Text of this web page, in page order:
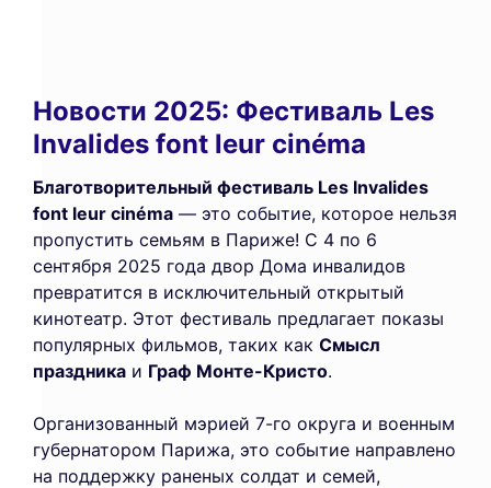
Новости 2025: Фестиваль Les
Invalides font leur cinéma
Благотворительный фестиваль Les Invalides
font leur cinéma — это событие, которое нельзя
пропустить семьям в Париже! С 4 по 6
сентября 2025 года двор Дома инвалидов
превратится в исключительный открытый
кинотеатр. Этот фестиваль предлагает показы
популярных фильмов, таких как Смысл
праздника и Граф Монте-Кристо.
Организованный мэрией 7-го округа и военным
губернатором Парижа, это событие направлено
на поддержку раненых солдат и семей,